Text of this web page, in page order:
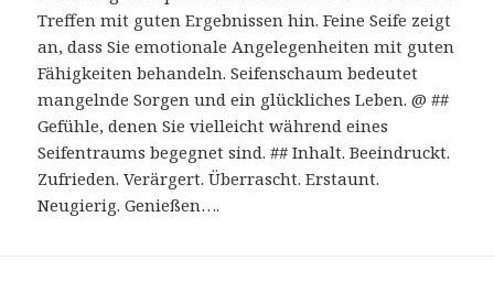
Treffen mit guten Ergebnissen hin. Feine Seife zeigt
an, dass Sie emotionale Angelegenheiten mit guten
Fähigkeiten behandeln. Seifenschaum bedeutet
mangelnde Sorgen und ein glückliches Leben. @ ##
Gefühle, denen Sie vielleicht während eines
Seifentraums begegnet sind. ## Inhalt. Beeindruckt.
Zufrieden. Verärgert. Überrascht. Erstaunt.
Neugierig. Genießen….